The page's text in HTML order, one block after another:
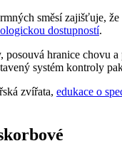
směsí zajišťuje,
dostupností.
hranice chovu
systém kontroly
zvířata, edukace o